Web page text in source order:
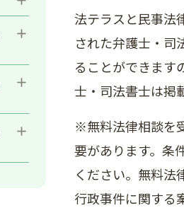
add
add
add
法テラスと民事法
された弁護士・司
ることができます
士・司法書士は掲
※無料法律相談を
要があります。条
ください。無料法
行政事件に関する